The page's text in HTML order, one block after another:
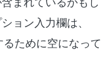
ョン入力欄は、
ために空になって